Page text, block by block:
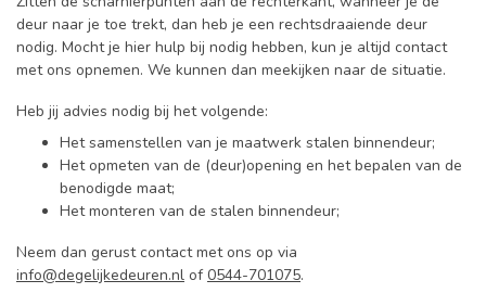
deur naar je toe trekt, dan heb je een rechtsdraaiende deur
nodig. Mocht je hier hulp bij nodig hebben, kun je altijd contact
met ons opnemen. We kunnen dan meekijken naar de situatie.
Heb jij advies nodig bij het volgende:
Het samenstellen van je maatwerk stalen binnendeur;
Het opmeten van de (deur)opening en het bepalen van de
benodigde maat;
Het monteren van de stalen binnendeur;
Neem dan gerust contact met ons op via
info@degelijkedeuren.nl of0544-701075.